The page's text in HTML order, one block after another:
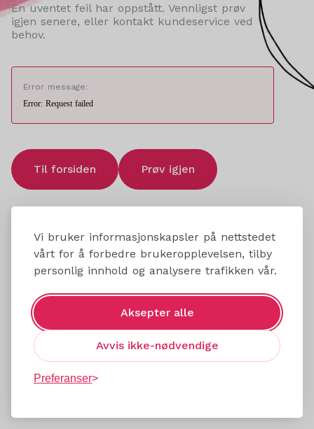
Vi bruker informasjonskapsler på nettstedet
vårt for å forbedre brukeropplevelsen, tilby
personlig innhold og analysere trafikken vår.
Aksepter alle
Avvis ikke-nødvendige
Preferanser
En uventet feil har oppstått. Vennligst prøv
igjen senere, eller kontakt kundeservice ved
behov.
Error message:
Error: Request failed
Til forsiden Prøv igjen